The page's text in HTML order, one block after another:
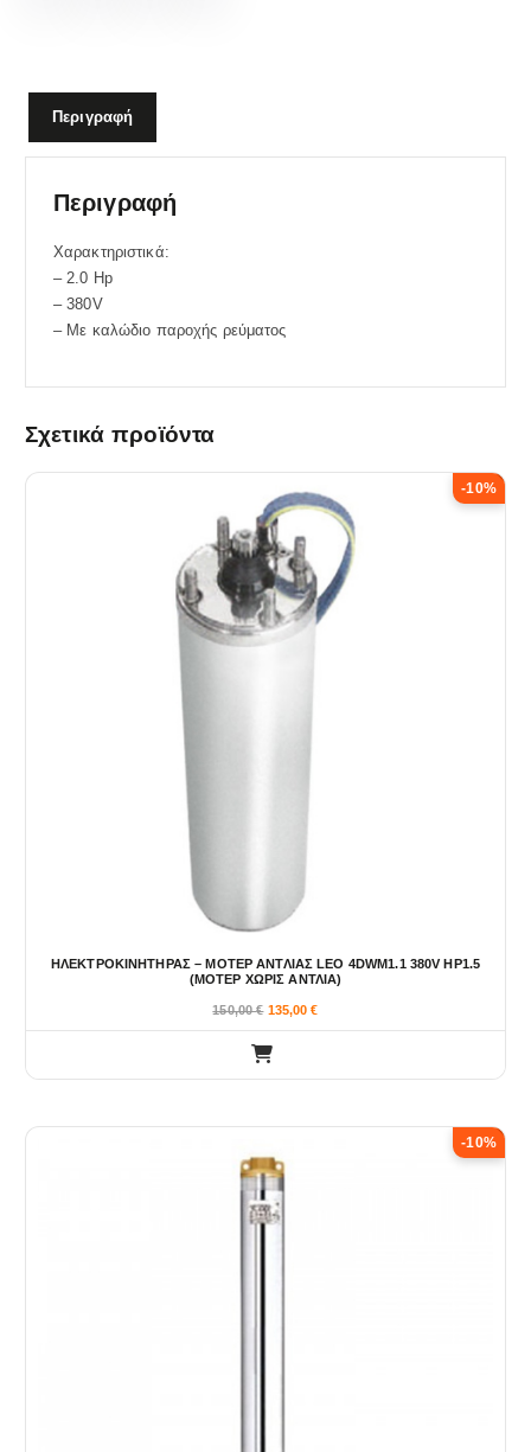
Περιγραφή
Περιγραφή
Χαρακτηριστικά:
– 2.0 Hp
– 380V
– Με καλώδιο παροχής ρεύματος
Σχετικά προϊόντα
-10%
ΗΛΕΚΤΡΟΚΙΝΗΤΗΡΑΣ – ΜΟΤΕΡ ΑΝΤΛΙΑΣ LEO 4DWM1.1 380V HP1.5
(ΜΟΤΕΡ ΧΩΡΙΣ ΑΝΤΛΙΑ)
150,00€ 135,00€
-10%